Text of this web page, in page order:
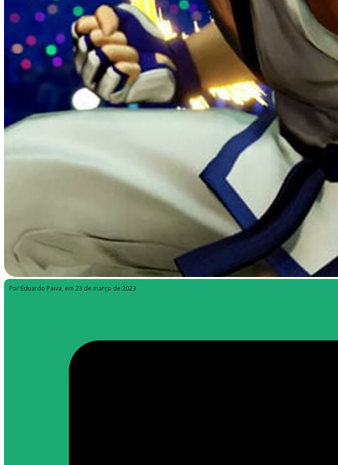
Por Eduardo Paiva, em 23 de março de 2023